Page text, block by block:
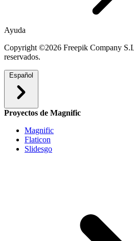
Ayuda
Copyright ©2026 Freepik Company
reservados.
Español
Proyectos de Magnific
Magnific
Flaticon
Slidesgo